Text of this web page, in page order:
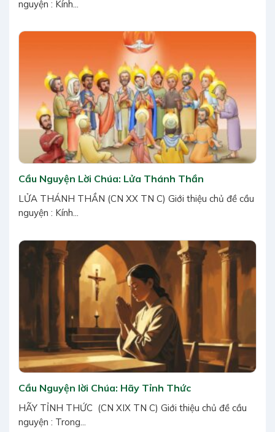
nguyện : Kính...
Cầu Nguyện Lời Chúa: Lửa Thánh Thần
LỬA THÁNH THẦN (CN XX TN C) Giới thiệu chủ đề cầu
nguyện : Kính...
Cầu Nguyện lời Chúa: Hãy Tỉnh Thức
HÃY TỈNH THỨC (CN XIX TN C) Giới thiệu chủ đề cầu
nguyện : Trong...